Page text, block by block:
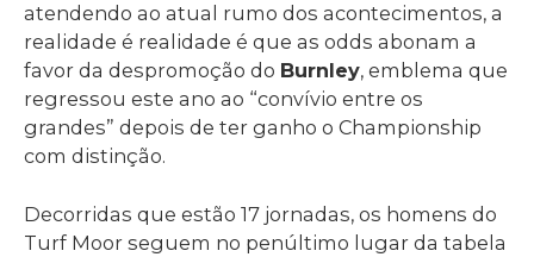
atendendo ao atual rumo dos acontecimentos, a
realidade é realidade é que as odds abonam a
favor da despromoção do Burnley, emblema que
regressou este ano ao “convívio entre os
grandes” depois de ter ganho o Championship
com distinção.
Decorridas que estão 17 jornadas, os homens do
Turf Moor seguem no penúltimo lugar da tabela